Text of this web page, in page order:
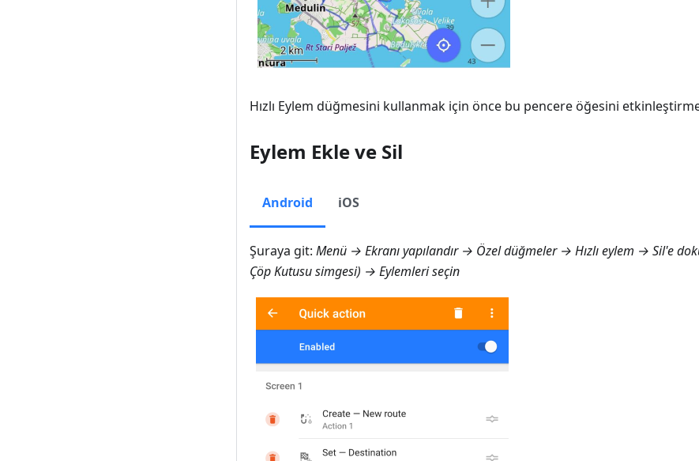
Hızlı Eylem düğmesini kullanmak için önce bu pencere öğesini
Eylem Ekle ve Sil
Android iOS
Şuraya git: Menü → Ekranı yapılandır → Özel düğmeler → Hızlı eylem → Sil'e
Çöp Kutusu simgesi) → Eylemleri seçin